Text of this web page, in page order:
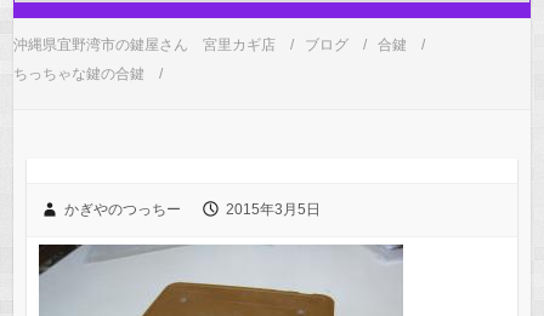
沖縄県宜野湾市の鍵屋さん 宮里カギ店 ブログ
合鍵
ちっちゃな鍵の合鍵
かぎやのつっちー 2015年3月5日